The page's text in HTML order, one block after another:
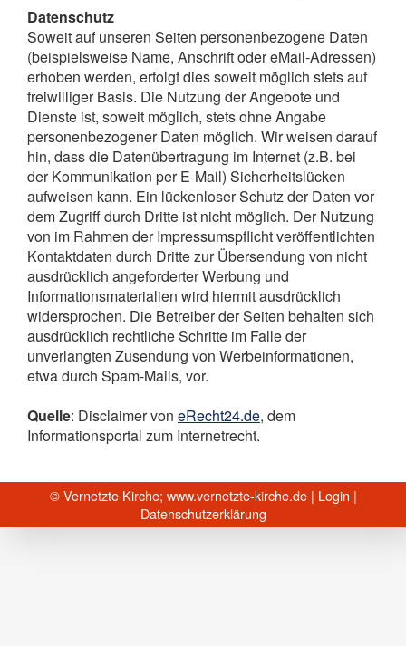
Datenschutz
Soweit auf unseren Seiten personenbezogene Daten
(beispielsweise Name, Anschrift oder eMail-Adressen)
erhoben werden, erfolgt dies soweit möglich stets auf
freiwilliger Basis. Die Nutzung der Angebote und
Dienste ist, soweit möglich, stets ohne Angabe
personenbezogener Daten möglich. Wir weisen darauf
hin, dass die Datenübertragung im Internet (z.B. bei
der Kommunikation per E-Mail) Sicherheitslücken
aufweisen kann. Ein lückenloser Schutz der Daten vor
dem Zugriff durch Dritte ist nicht möglich. Der Nutzung
von im Rahmen der Impressumspflicht veröffentlichten
Kontaktdaten durch Dritte zur Übersendung von nicht
ausdrücklich angeforderter Werbung und
Informationsmaterialien wird hiermit ausdrücklich
widersprochen. Die Betreiber der Seiten behalten sich
ausdrücklich rechtliche Schritte im Falle der
unverlangten Zusendung von Werbeinformationen,
etwa durch Spam-Mails, vor.
Quelle: Disclaimer von eRecht24.de, dem
Informationsportal zum Internetrecht.
© Vernetzte Kirche; www.vernetzte-kirche.de| Login |
Datenschutzerklärung